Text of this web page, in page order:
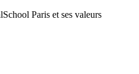
Paris et ses valeurs